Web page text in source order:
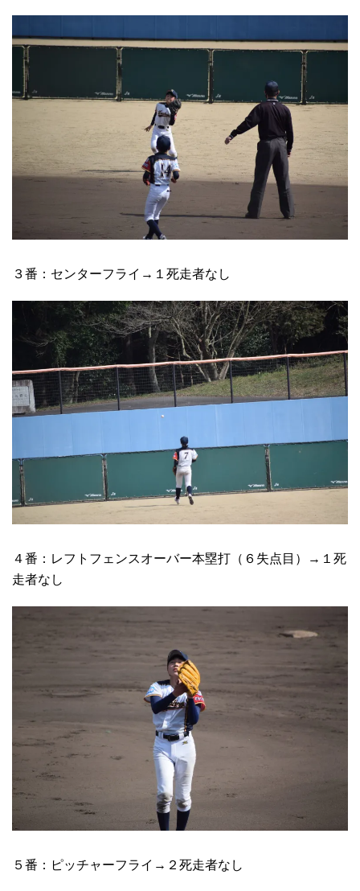
３番：センターフライ→１死走者なし
４番：レフトフェンスオーバー本塁打（６失点目）→１死
走者なし
５番：ピッチャーフライ→２死走者なし